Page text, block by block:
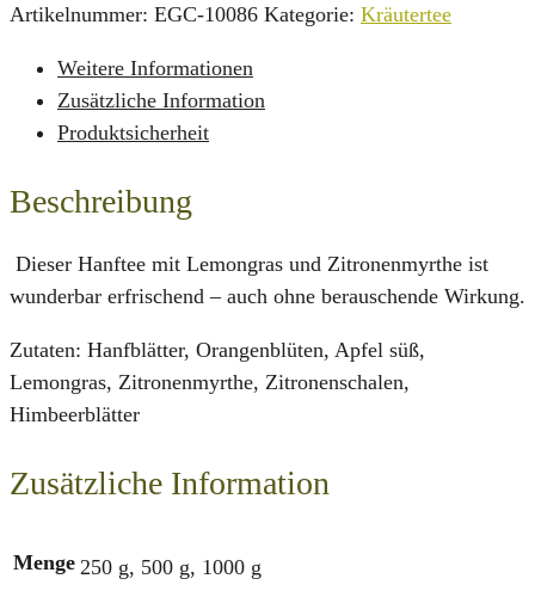
Menge
Artikelnummer: EGC-10086 Kategorie: Kräutertee
Weitere Informationen
Zusätzliche Information
Produktsicherheit
Beschreibung
Dieser Hanftee mit Lemongras und Zitronenmyrthe ist
wunderbar erfrischend – auch ohne berauschende Wirkung.
Zutaten: Hanfblätter, Orangenblüten, Apfel süß,
Lemongras, Zitronenmyrthe, Zitronenschalen,
Himbeerblätter
Zusätzliche Information
Menge 250 g, 500 g, 1000 g